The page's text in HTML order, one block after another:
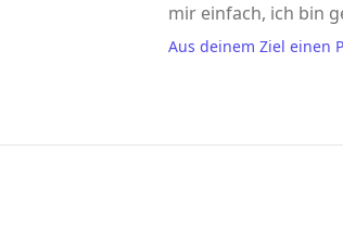
mir einfach, ich bin
Aus deinem Ziel einen